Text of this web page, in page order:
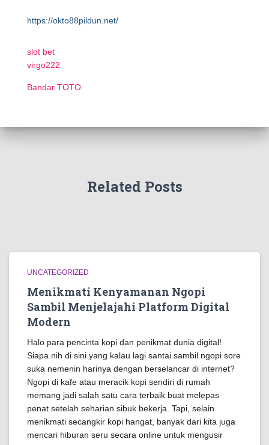
https://okto88pildun.net/
slot bet
virgo222
Bandar TOTO
Related Posts
UNCATEGORIZED
Menikmati Kenyamanan Ngopi
Sambil Menjelajahi Platform Digital
Modern
Halo para pencinta kopi dan penikmat dunia digital!
Siapa nih di sini yang kalau lagi santai sambil ngopi sore
suka nemenin harinya dengan berselancar di internet?
Ngopi di kafe atau meracik kopi sendiri di rumah
memang jadi salah satu cara terbaik buat melepas
penat setelah seharian sibuk bekerja. Tapi, selain
menikmati secangkir kopi hangat, banyak dari kita juga
mencari hiburan seru secara online untuk mengusir